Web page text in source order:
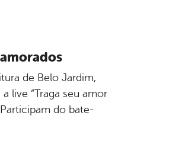
de Belo Jardim,
live “Traga seu amor
do bate-